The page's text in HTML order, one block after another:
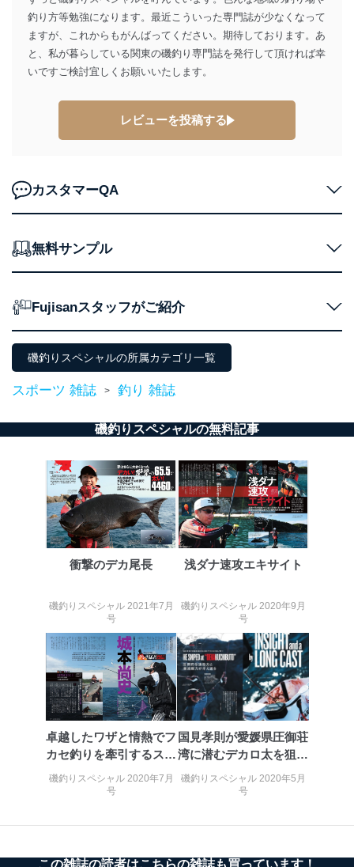
釣り方等勉強になります。最近こういった専門誌が少なくなって
ますが、これからもがんばってください。期待しております。あ
と、私が暮らしている関東の磯釣り専門誌を発行して頂ければ幸
いですご検討宜しくお願いいたします。
レビューを投稿する
カスタマーQA
無料サンプル
Fujisanスタッフがご紹介
磯釣りスペシャルの所属カテゴリ一覧
スポーツ 雑誌 > 釣り 雑誌
磯釣りスペシャルの無料記事
衝撃のデカ尾長
磯釣りスペシャル 2021年7月
号
浅ダナ速攻エキサイト
磯釣りスペシャル 2020年9月
号
卓越したワザと情熱でフ
カセ釣りを牽引するスゴ
い男たち
磯釣りスペシャル 2020年7月
号
国見孝則が愛媛県圧御荘
湾に潜むデカロ太を狙い
磯釣りスペシャル 2020年5月
号
この雑誌の読者はこちらの雑誌も買っています！